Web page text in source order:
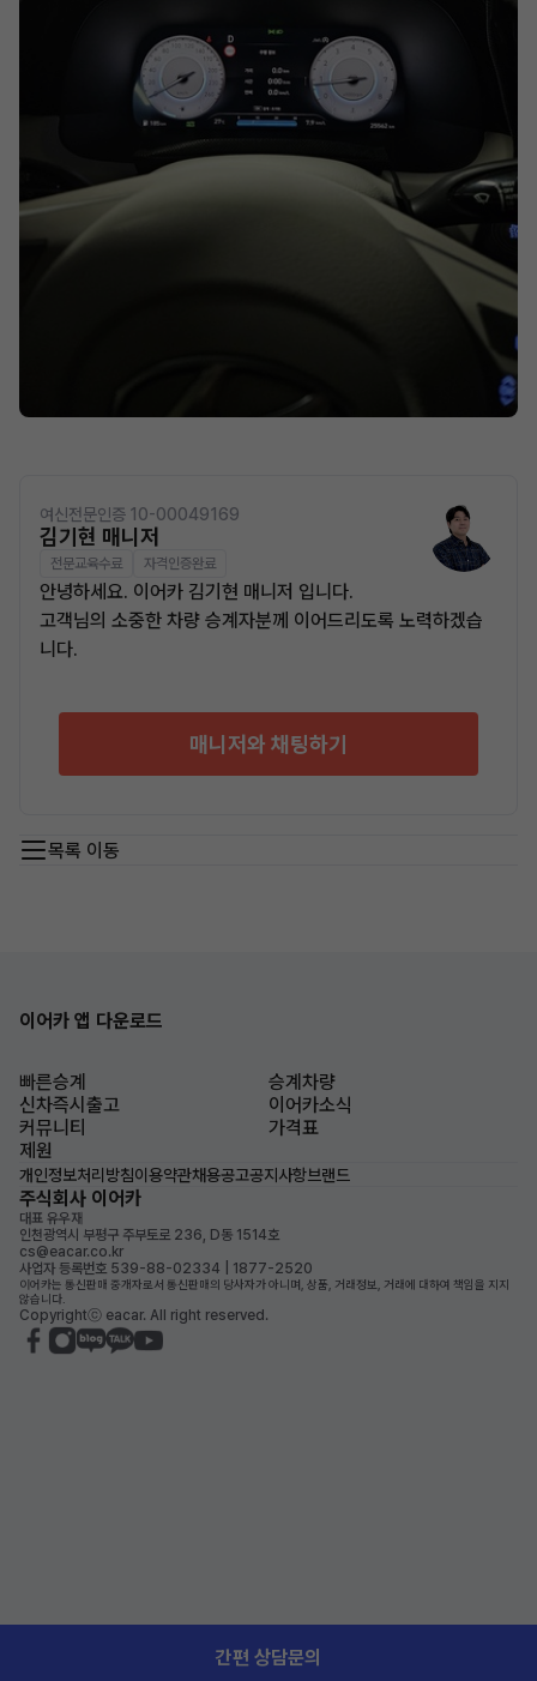
여신전문인증 10-00049169
김기현 매니저
전문교육수료 자격인증완료
안녕하세요. 이어카 김기현 매니저 입니다.
고객님의 소중한 차량 승계자분께 이어드리도록 노력하겠습
니다.
매니저와 채팅하기
목록 이동
이어카 앱 다운로드
빠른승계
승계차량
신차즉시출고
이어카소식
커뮤니티
가격표
제원
개인정보처리방침이용약관채용공고공지사항브랜드
주식회사 이어카
대표 유우재
인천광역시 부평구 주부토로 236, D동 1514호
cs@eacar.co.kr
사업자 등록번호 539-88-02334 | 1877-2520
이어카는 통신판매 중개자로서 통신판매의 당사자가 아니며, 상품, 거래정보, 거래에 대하여 책임을 지지
않습니다.
Copyrightⓒ eacar. All right reserved.
간편 상담문의